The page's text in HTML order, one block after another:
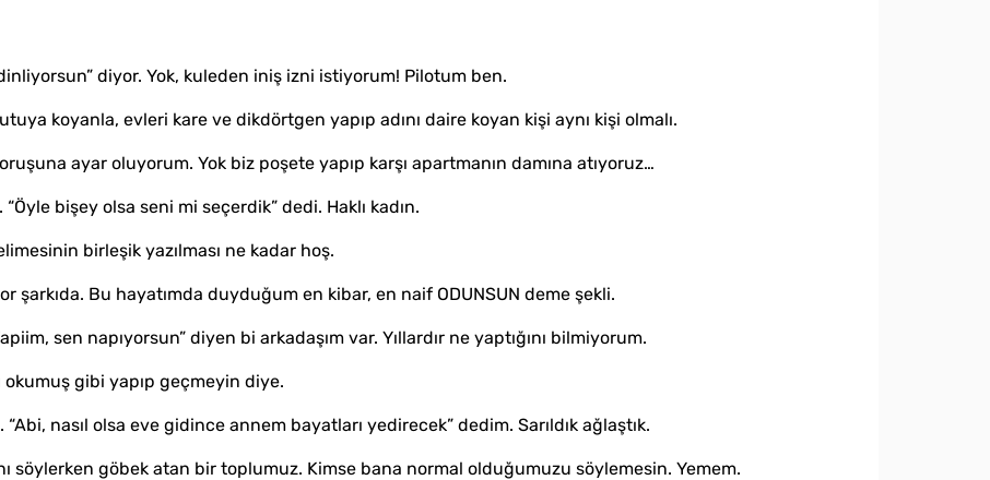
diyor. Yok, kuleden iniş izni istiyorum! Pilotum ben.
koyanla, evleri kare ve dikdörtgen yapıp adını daire koyan kişi aynı kişi olmalı.
ayar oluyorum. Yok biz poşete yapıp karşı apartmanın damına atıyoruz…
bişey olsa seni mi seçerdik” dedi. Haklı kadın.
birleşik yazılması ne kadar hoş.
şarkıda. Bu hayatımda duyduğum en kibar, en naif ODUNSUN deme şekli.
sen napıyorsun” diyen bi arkadaşım var. Yıllardır ne yaptığını bilmiyorum.
okumuş gibi yapıp geçmeyin diye.
“Abi, nasıl olsa eve gidince annem bayatları yedirecek” dedim. Sarıldık ağlaştık.
söylerken göbek atan bir toplumuz. Kimse bana normal olduğumuzu söylemesin. Yemem.